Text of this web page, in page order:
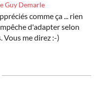
Guy Demarle
comme ça ... rien
d'adapter selon
Vous me direz :-)